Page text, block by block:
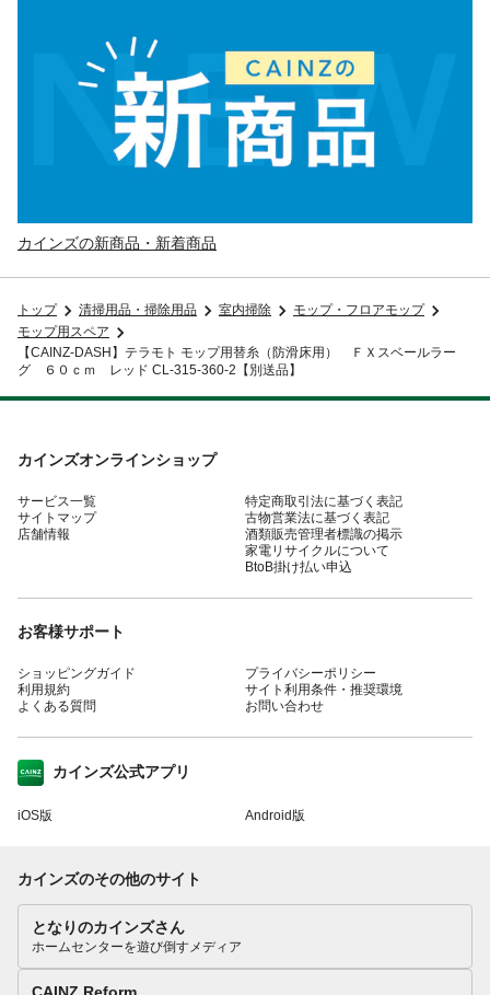
カインズの新商品・新着商品
トップ 清掃用品・掃除用品 室内掃除
モップ・フロアモップ
モップ用スペア
【CAINZ-DASH】テラモト モップ用替糸（防滑床用） ＦＸスベールラー
グ ６０ｃｍ レッド CL-315-360-2【別送品】
カインズオンラインショップ
サービス一覧
サイトマップ
店舗情報
特定商取引法に基づく表記
古物営業法に基づく表記
酒類販売管理者標識の掲示
家電リサイクルについて
BtoB掛け払い申込
お客様サポート
ショッピングガイド
利用規約
よくある質問
プライバシーポリシー
サイト利用条件・推奨環境
お問い合わせ
カインズ公式アプリ
iOS版 Android版
カインズのその他のサイト
となりのカインズさん
ホームセンターを遊び倒すメディア